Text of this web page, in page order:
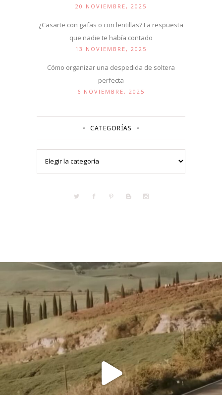
20 NOVIEMBRE, 2025
¿Casarte con gafas o con lentillas? La respuesta
que nadie te había contado
13 NOVIEMBRE, 2025
Cómo organizar una despedida de soltera
perfecta
6 NOVIEMBRE, 2025
CATEGORÍAS